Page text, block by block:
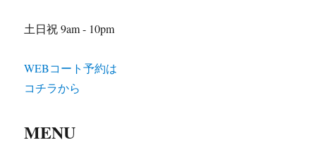
土日祝 9am - 10pm
WEBコート予約は
コチラから
MENU